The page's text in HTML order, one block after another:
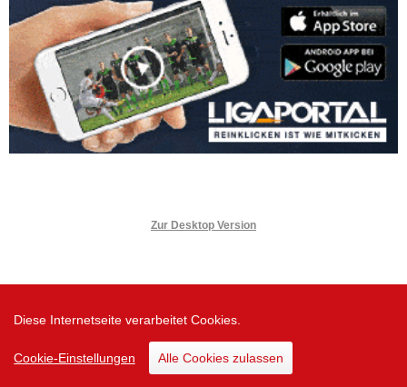
Diese Internetseite verarbeitet Cookies.
Cookie-Einstellungen Alle Cookies zulassen
Zur Desktop Version